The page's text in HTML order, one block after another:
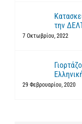
την
7 Οκτωβρίου, 2022
29 Φεβρουαρίου, 2020